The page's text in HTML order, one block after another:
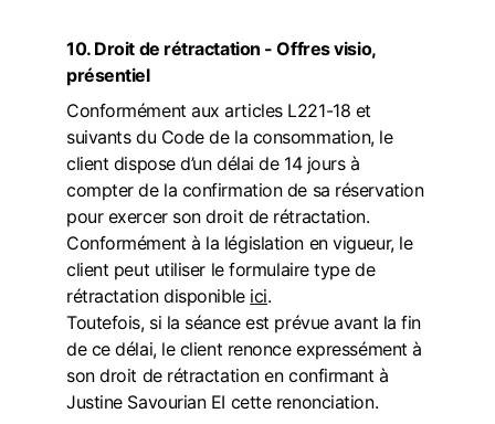
10. Droit de rétractation - Offres visio,
présentiel
Conformément aux articles L221-18 et
suivants du Code de la consommation, le
client dispose d’un délai de 14 jours à
compter de la confirmation de sa réservation
pour exercer son droit de rétractation.
Conformément à la législation en vigueur, le
client peut utiliser le formulaire type de
rétractation disponible ici.
Toutefois, si la séance est prévue avant la fin
de ce délai, le client renonce expressément à
son droit de rétractation en confirmant à
Justine Savourian EI cette renonciation.